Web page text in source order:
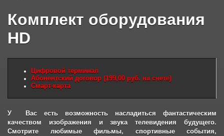
Комплект оборудования
HD
Цифровой терминал
Абонентский договор (199,00 руб. на счете)
Смарт-карта
У Вас есть возможность насладиться фантастическим
качеством изображения и звука телевидения будущего.
Смотрите любимые фильмы, спортивные события,